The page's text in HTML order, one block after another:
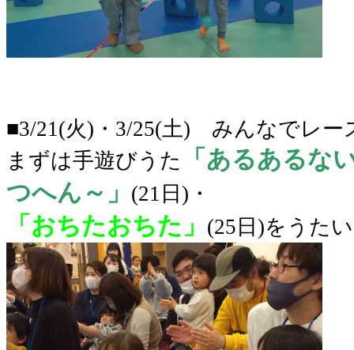
■3/21(火)・3/25(土) みんなでレー
まずは手遊びうた
「あるあるな
つへん～」 (21日)・
「おちたおちた」 (25日)をうた